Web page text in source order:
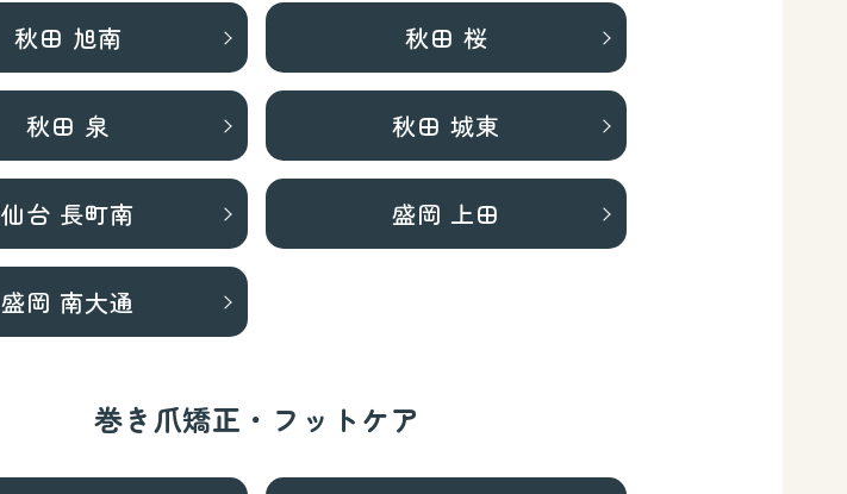
秋田 旭南 秋田 桜
秋田 泉 秋田 城東
仙台 長町南 盛岡 上田
盛岡 南大通
巻き爪矯正・フットケア